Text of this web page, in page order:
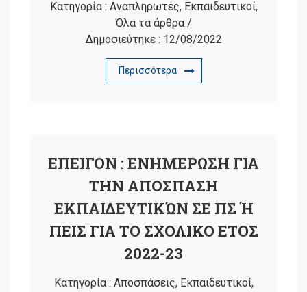
Κατηγορία : Αναπληρωτές, Εκπαιδευτικοί,
Όλα τα άρθρα/
Δημοσιεύτηκε : 12/08/2022
Περισσότερα
ΕΠΕΙΓΟΝ : ΕΝΗΜΕΡΩΣΗ ΓΙΑ
ΤΗΝ ΑΠΟΣΠΑΣΗ
ΕΚΠΑΙΔΕΥΤΙΚΏΝ ΣΕ ΠΣ Ή
ΠΕΙΣ ΓΙΑ ΤΟ ΣΧΟΛΙΚΟ ΕΤΟΣ
2022-23
Κατηγορία : Αποσπάσεις, Εκπαιδευτικοί,